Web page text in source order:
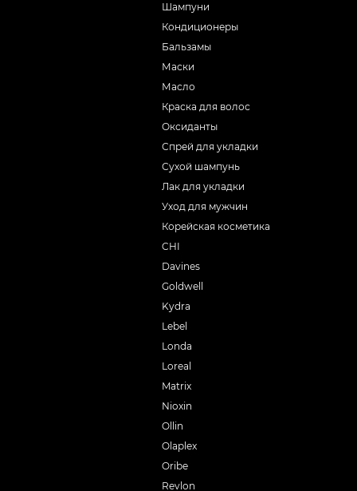
Шампуни
Кондиционеры
Бальзамы
Маски
Масло
Краска для волос
Оксиданты
Спрей для укладки
Сухой шампунь
Лак для укладки
Уход для мужчин
Корейская косметика
CHI
Davines
Goldwell
Kydra
Lebel
Londa
Loreal
Matrix
Nioxin
Ollin
Olaplex
Oribe
Revlon